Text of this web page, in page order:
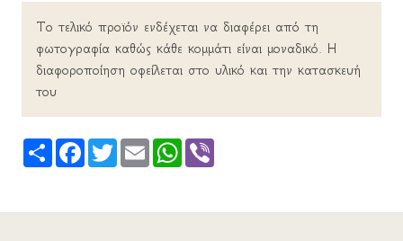
Το τελικό προϊόν ενδέχεται να διαφέρει από τη
φωτογραφία καθώς κάθε κομμάτι είναι μοναδικό. Η
διαφοροποίηση οφείλεται στο υλικό και την κατασκευή
του
Share FacebookTwitterEmail WhatsApp